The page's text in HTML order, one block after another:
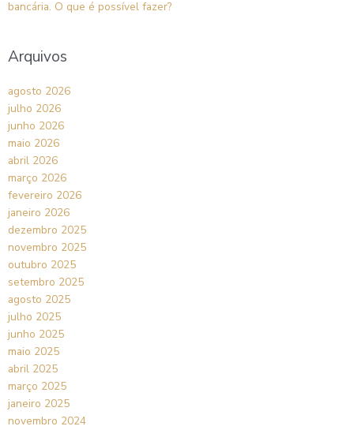
bancária. O que é possível fazer?
Arquivos
agosto 2026
julho 2026
junho 2026
maio 2026
abril 2026
março 2026
fevereiro 2026
janeiro 2026
dezembro 2025
novembro 2025
outubro 2025
setembro 2025
agosto 2025
julho 2025
junho 2025
maio 2025
abril 2025
março 2025
janeiro 2025
novembro 2024